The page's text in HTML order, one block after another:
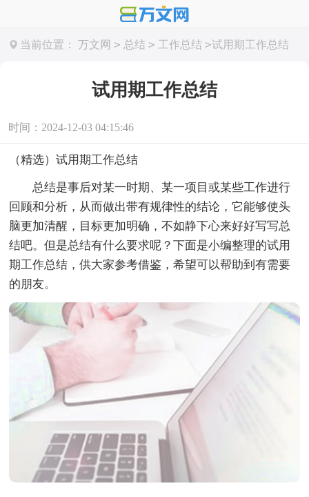
当前位置： 万文网 > 总结 > 工作总结 >试用期工作总结
试用期工作总结
时间：2024-12-03 04:15:46
（精选）试用期工作总结
总结是事后对某一时期、某一项目或某些工作进行
回顾和分析，从而做出带有规律性的结论，它能够使头
脑更加清醒，目标更加明确，不如静下心来好好写写总
结吧。但是总结有什么要求呢？下面是小编整理的试用
期工作总结，供大家参考借鉴，希望可以帮助到有需要
的朋友。